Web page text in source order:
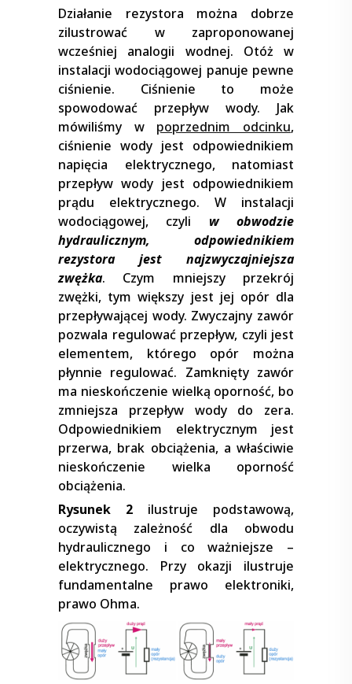
Działanie rezystora można dobrze
zilustrować w zaproponowanej
wcześniej analogii wodnej. Otóż w
instalacji wodociągowej panuje pewne
ciśnienie. Ciśnienie to może
spowodować przepływ wody. Jak
mówiliśmy w poprzednim odcinku,
ciśnienie wody jest odpowiednikiem
napięcia elektrycznego, natomiast
przepływ wody jest odpowiednikiem
prądu elektrycznego. W instalacji
wodociągowej, czyli w obwodzie
hydraulicznym, odpowiednikiem
rezystora jest najzwyczajniejsza
zwężka. Czym mniejszy przekrój
zwężki, tym większy jest jej opór dla
przepływającej wody. Zwyczajny zawór
pozwala regulować przepływ, czyli jest
elementem, którego opór można
płynnie regulować. Zamknięty zawór
ma nieskończenie wielką oporność, bo
zmniejsza przepływ wody do zera.
Odpowiednikiem elektrycznym jest
przerwa, brak obciążenia, a właściwie
nieskończenie wielka oporność
obciążenia.
Rysunek 2 ilustruje podstawową,
oczywistą zależność dla obwodu
hydraulicznego i co ważniejsze –
elektrycznego. Przy okazji ilustruje
fundamentalne prawo elektroniki,
prawo Ohma.